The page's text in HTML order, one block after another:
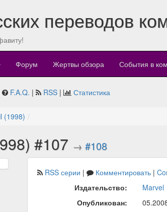
переводов
Форум Жертвы обзора События в
F.A.Q. | RSS | Статистика
(1998)
#107 → #108
RSS серии | Комментировать|
Издательство:
Marvel
Опубликован: